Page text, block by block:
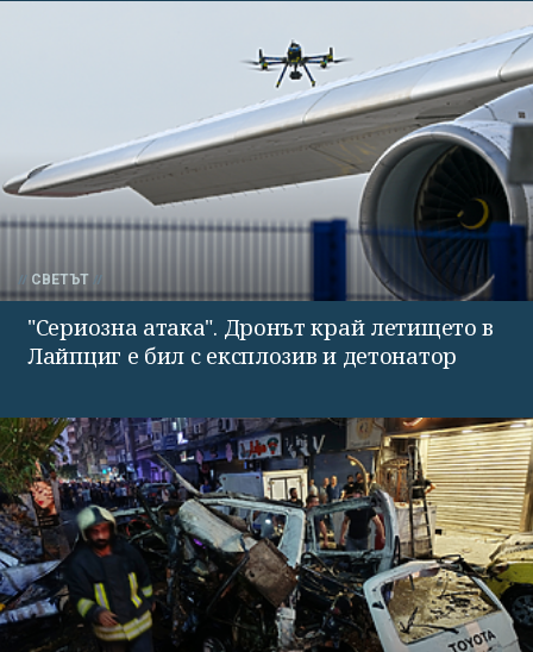
СВЕТЪТ
"Сериозна атака". Дронът край летището в
Лайпциг е бил с експлозив и детонатор